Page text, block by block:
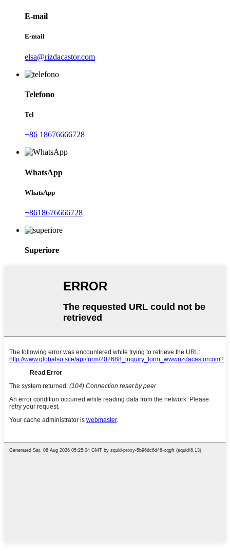
E-mail
E-mail
elsa@rizdacastor.com
Telefono
Tel
+86 18676666728
WhatsApp
WhatsApp
+8618676666728
Superiore